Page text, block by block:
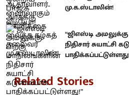
மு.க.ஸ்டாலின்!
“ஜிஎஸ்டி
நிதிசார் சுயாட்சி
Related Stories